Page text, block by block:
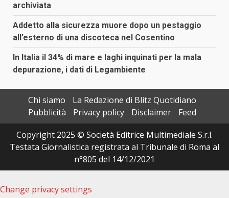
archiviata
Addetto alla sicurezza muore dopo un pestaggio
all’esterno di una discoteca nel Cosentino
In Italia il 34% di mare e laghi inquinati per la mala
depurazione, i dati di Legambiente
Chi siamo
La Redazione di Blitz Quotidiano
Pubblicità
Privacy policy Disclaimer
Feed
Copyright 2025 © Società Editrice Multimediale S.r.l.
Testata Giornalistica registrata al Tribunale di Roma al
n°805 del 14/12/2021
Change privacy settings